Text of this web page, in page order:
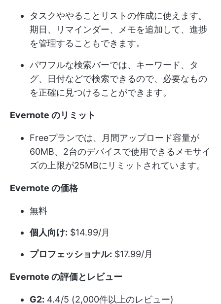
タスクややることリストの作成に使えます。
期日、リマインダー、メモを追加して、進捗
を管理することもできます。
パワフルな検索バーでは、キーワード、タ
グ、日付などで検索できるので、必要なもの
を正確に見つけることができます。
Evernote のリミット
Freeプランでは、月間アップロード容量が
60MB、2台のデバイスで使用できるメモサイ
ズの上限が25MBにリミットされています。
Evernote の価格
無料
個人向け: $14.99/月
プロフェッショナル: $17.99/月
Evernote の評価とレビュー
G2: 4.4/5 (2,000件以上のレビュー)